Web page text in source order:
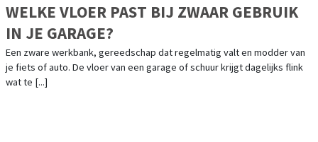
WELKE VLOER PAST BIJ ZWAAR GEBRUIK
IN JE GARAGE?
Een zware werkbank, gereedschap dat regelmatig valt en modder van
je fiets of auto. De vloer van een garage of schuur krijgt dagelijks flink
wat te [...]